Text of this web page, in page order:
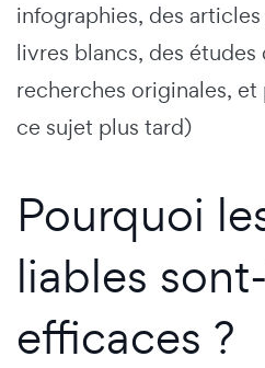
infographies, des
livres blancs, des études
recherches originales, et
ce sujet plus tard)
Pourquoi
liables
efficaces ?